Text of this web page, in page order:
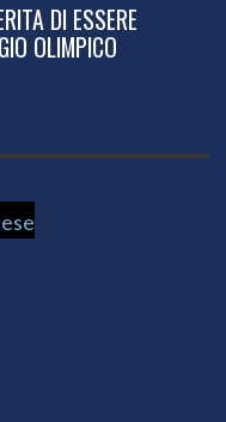
DI ESSERE
OLIMPICO